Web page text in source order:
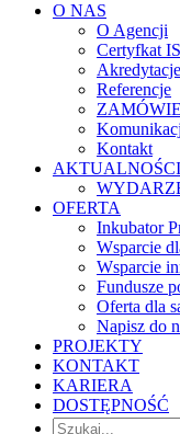
O NAS
O Agencji
Certyfkat
Akredytacje
Referencje
Kontakt
AKTUALNOŚCI
OFERTA
Inkubator
Wsparcie
Wsparcie
Fundusze
Oferta dla
Napisz do
PROJEKTY
KONTAKT
KARIERA
DOSTĘPNOŚĆ
Szukaj...